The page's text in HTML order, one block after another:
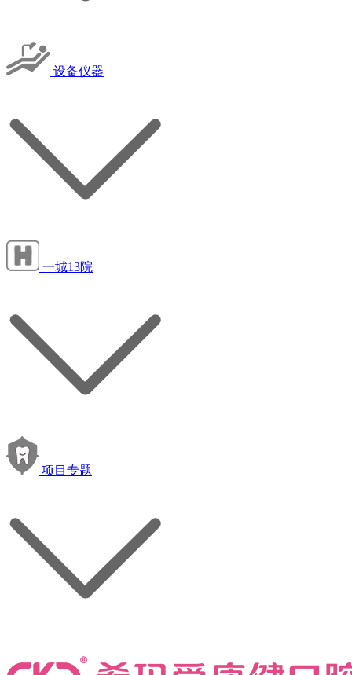
设备仪器
一城13院
项目专题